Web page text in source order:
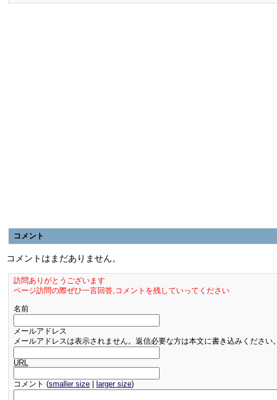
コメント
コメントはまだありません。
訪問ありがとうございます
ページ訪問の際ぜひ一言回答,コメントを残していってください
名前
メールアドレス
メールアドレスは表示されません。返信必要な方は本文に書き込みください。
URL
コメント (smaller size larger size)